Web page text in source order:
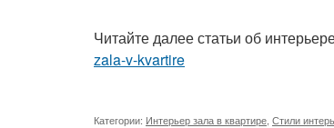
Читайте далее статьи об
zala-v-kvartire
Категории: Интерьер зала в квартире Стили